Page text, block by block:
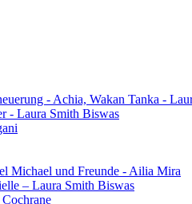
- Achia, Wakan Tanka -
- Laura Smith Biswas
Michael und Freunde - Ailia Mira
– Laura Smith Biswas